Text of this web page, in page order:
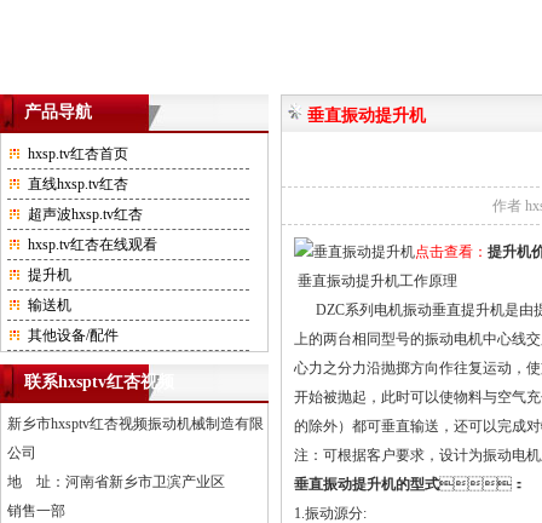
产品导航
hxsp.tv红杏首页
直线hxsp.tv红杏
超声波hxsp.tv红杏
hxsp.tv红杏在线观看
提升机
输送机
其他设备/配件
联系hxsptv红杏视频
新乡市hxsptv红杏视频振动机械制造有限
公司
地 址：河南省新乡市卫滨产业区
销售一部
垂直振动提升机
作者
点击查看： 提升机
垂直振动提升机工作原理
DZC系列电机振动垂直提升机是由提升
上的两台相同型号的振动电机中心线交
心力之分力沿抛掷方向作往复运动，
开始被抛起，此时可以使物料与空气
的除外）都可垂直输送，还可以完成对
注：可根据客户要求，设计为振动电
垂直振动提升机的型式：
1.振动源分: